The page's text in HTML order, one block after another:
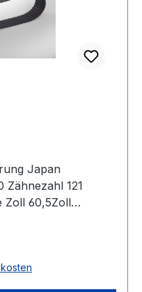
Japan
Zähnezahl 121
Zoll 60,5Zoll
Glasfaser Norm